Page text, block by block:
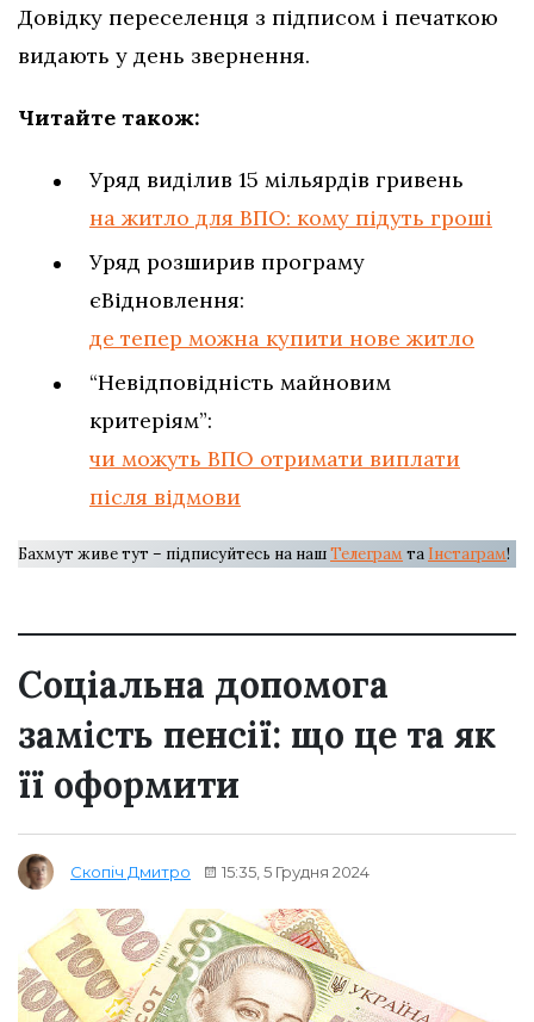
Довідку переселенця з підписом і печаткою
видають у день звернення.
Читайте також:
Уряд виділив 15 мільярдів гривень
на житло для ВПО: кому підуть гроші
Уряд розширив програму
єВідновлення:
де тепер можна купити нове житло
“Невідповідність майновим
критеріям”:
чи можуть ВПО отримати виплати
після відмови
Бахмут живе тут – підписуйтесь на нашТелеграм та Інстаграм!
Соціальна допомога
замість пенсії: що це та як
її оформити
Скопіч Дмитро 15:35, 5 Грудня 2024